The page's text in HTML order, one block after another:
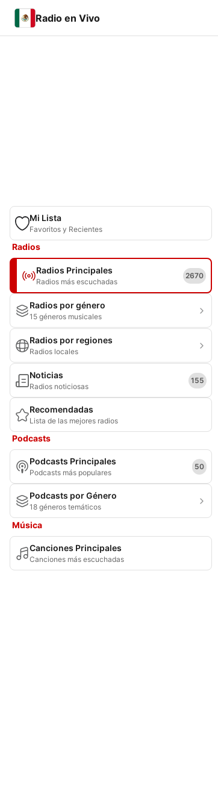
Radio en Vivo
Mi Lista
Favoritos y Recientes
Radios
Radios Principales
Radios más escuchadas
2670
Radios por género
15 géneros musicales
Radios por regiones
Radios locales
Noticias
Radios noticiosas
155
Recomendadas
Lista de las mejores radios
Podcasts
Podcasts Principales
Podcasts más populares
50
Podcasts por Género
18 géneros temáticos
Música
Canciones Principales
Canciones más escuchadas